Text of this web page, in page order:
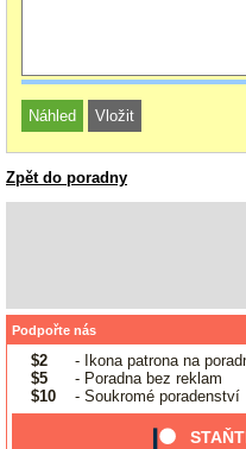
Zpět do poradny
Podpořte nás
$2
- Ikona patrona na
$5
- Poradna bez reklam
$10
- Soukromé poradenství